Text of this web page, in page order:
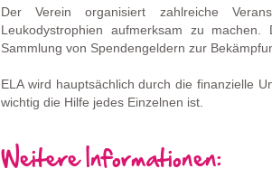
Der Verein organisiert zahlreiche
Leukodystrophien aufmerksam zu
Sammlung von Spendengeldern zur
ELA wird hauptsächlich durch die finanzielle
wichtig die Hilfe jedes Einzelnen ist.
Weitere Informationen: